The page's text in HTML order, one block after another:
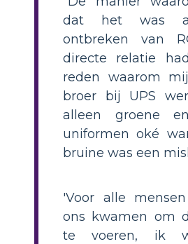
dat het was
ontbreken van
directe relatie
reden waarom
broer bij UPS
alleen groene
uniformen oké
bruine was een
'Voor alle
ons kwamen om
te voeren, ik